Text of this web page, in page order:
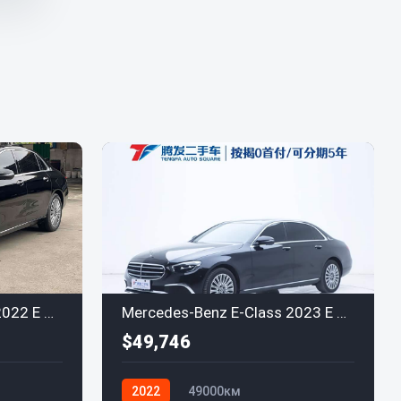
Mercedes-Benz E-Class 2022 E 300 L Avantgarde Mercedes-Benz E-Class 2023 E 300 L Luxury
$49,746
2022 49000км